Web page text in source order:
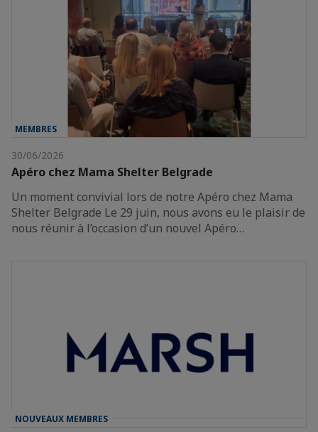
MEMBRES
30/06/2026
Apéro chez Mama Shelter Belgrade
Un moment convivial lors de notre Apéro chez Mama
Shelter Belgrade Le 29 juin, nous avons eu le plaisir de
nous réunir à l’occasion d’un nouvel Apéro…
NOUVEAUX MEMBRES